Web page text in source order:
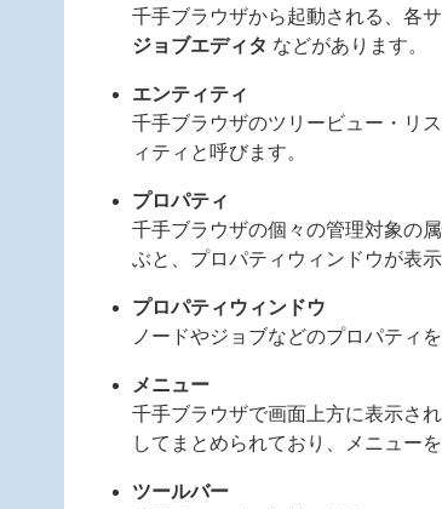
千手ブラウザから起動される、各
ジョブエディタ などがあります。
エンティティ
千手ブラウザのツリービュー・リ
ィティと呼びます。
プロパティ
千手ブラウザの個々の管理対象の
ぶと、プロパティウィンドウが表
プロパティウィンドウ
ノードやジョブなどのプロパティ
メニュー
千手ブラウザで画面上方に表示さ
してまとめられており、メニュー
ツールバー